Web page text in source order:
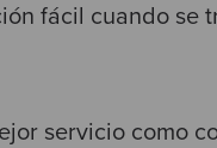
fácil cuando se
servicio como